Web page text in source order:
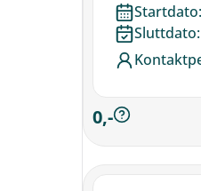
Startdato:
Sluttdato:
0,-